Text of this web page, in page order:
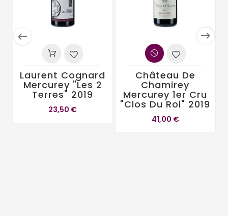
 
Laurent Cognard
Mercurey "Les 2
Terres" 2019
23,50 €
Château De
Chamirey
Mercurey 1er Cru
"Clos Du Roi" 2019
41,00 €